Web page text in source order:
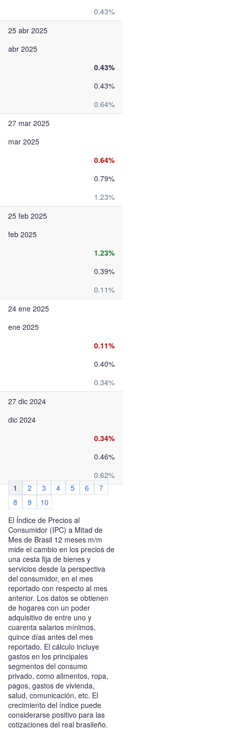
0.43%
25 abr 2025
abr 2025
0.43%
0.43%
0.64%
27 mar 2025
mar 2025
0.64%
0.79%
1.23%
25 feb 2025
feb 2025
1.23%
0.39%
0.11%
24 ene 2025
ene 2025
0.11%
0.40%
0.34%
27 dic 2024
dic 2024
0.34%
0.46%
0.62%
1
2 3 4 5 6
7
8
9
10
El Índice de Precios al
Consumidor (IPC) a Mitad de
Mes de Brasil 12 meses m/m
mide el cambio en los precios de
una cesta fija de bienes y
servicios desde la perspectiva
del consumidor, en el mes
reportado con respecto al mes
anterior. Los datos se obtienen
de hogares con un poder
adquisitivo de entre uno y
cuarenta salarios mínimos,
quince días antes del mes
reportado. El cálculo incluye
gastos en los principales
segmentos del consumo
privado, como alimentos, ropa,
pagos, gastos de vivienda,
salud, comunicación, etc. El
crecimiento del índice puede
considerarse positivo para las
cotizaciones del real brasileño.